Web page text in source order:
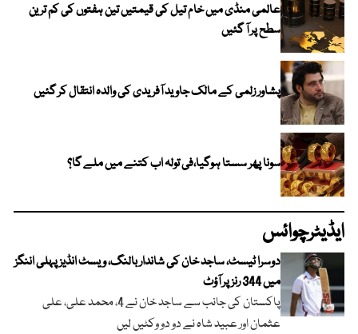
عالمی منڈی میں خام تیل کی قیمتیں تین ہفتوں کی کم ترین
سطح پر آ گئیں
پشاور زلمی کے مالک جاوید آفریدی کی والدہ انتقال کر گئیں
سونا پھر سستا ہوگیا،فی تولہ اب کتنے میں ملے گا؟
ایڈیٹرچوائس
دوسرا ٹیسٹ، ساجد خان کی شاندار بالنگ، ویسٹ انڈیز پہلی اننگز
میں 344 رنز پر آؤٹ
پاکستان کی جانب سے ساجد خان نے 4، محمد علی، علی
عثمان اور عبید شاہ نے دو دو وکٹیں لیں